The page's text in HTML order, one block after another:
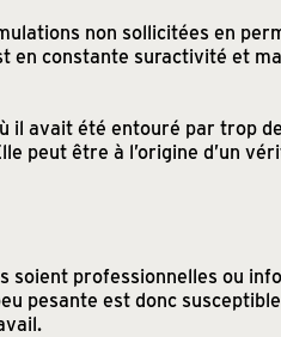
non sollicitées en
en constante suractivité et
il avait été entouré par trop
peut être à l’origine d’un
soient professionnelles ou
pesante est donc